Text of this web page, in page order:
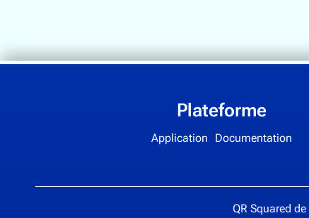
Plateforme
Application Documentation
QR Squared de